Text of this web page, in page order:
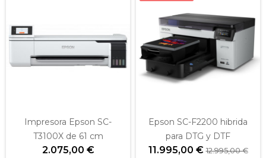
Impresora Epson SC-
T3100X de 61 cm
2.075,00 €
Epson SC-F2200 hibrida
para DTG y DTF
11.995,00 €12.995,00 €